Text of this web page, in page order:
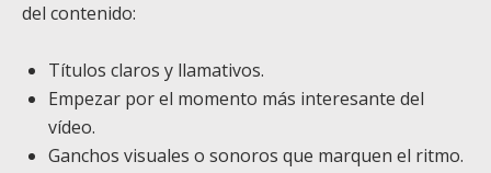
del contenido:
Títulos claros y llamativos.
Empezar por el momento más interesante del
vídeo.
Ganchos visuales o sonoros que marquen el ritmo.